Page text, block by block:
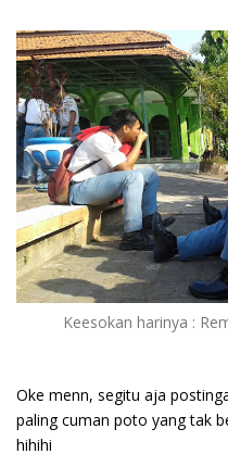
Keesokan harinya :
Oke menn, segitu aja
paling cuman poto yang tak
hihihi